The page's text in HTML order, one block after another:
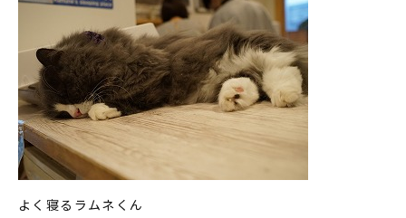
よく寝るラムネくん